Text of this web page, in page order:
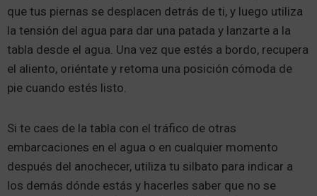
que tus piernas se desplacen detrás de ti, y luego utiliza
la tensión del agua para dar una patada y lanzarte a la
tabla desde el agua. Una vez que estés a bordo, recupera
el aliento, oriéntate y retoma una posición cómoda de
pie cuando estés listo.
Si te caes de la tabla con el tráfico de otras
embarcaciones en el agua o en cualquier momento
después del anochecer, utiliza tu silbato para indicar a
los demás dónde estás y hacerles saber que no se